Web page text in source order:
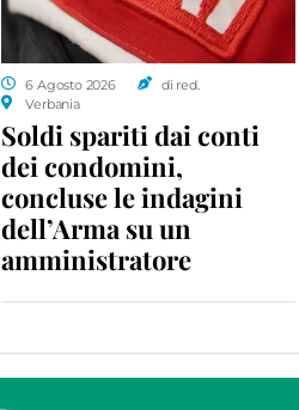
6 Agosto 2026
di red.
Verbania
Soldi spariti dai conti
dei condomini,
concluse le indagini
dell’Arma su un
amministratore